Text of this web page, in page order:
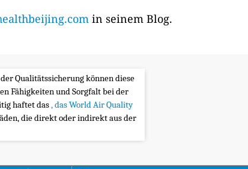
in seinem Blog.
Qualitätssicherung können diese
Fähigkeiten und Sorgfalt bei der
haftet das, das World Air Quality
die direkt oder indirekt aus der